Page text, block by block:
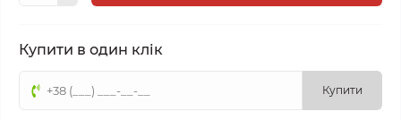
Купити в один клік
Купити